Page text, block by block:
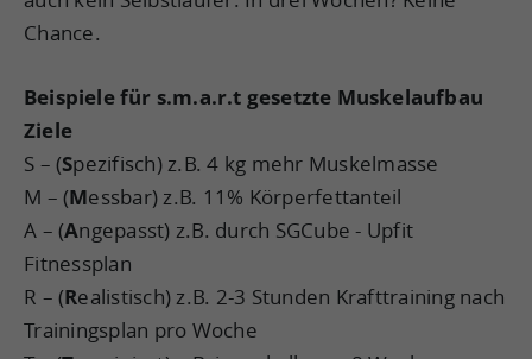
Chance.
Beispiele für s.m.a.r.t gesetzte Muskelaufbau
Ziele
S – (Spezifisch) z.B. 4 kg mehr Muskelmasse
M – (Messbar) z.B. 11% Körperfettanteil
A – (Angepasst) z.B. durch SGCube - Upfit
Fitnessplan
R – (Realistisch) z.B. 2-3 Stunden Krafttraining nach
Trainingsplan pro Woche